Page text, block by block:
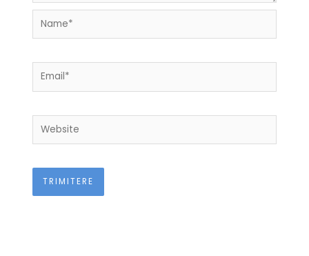
Name*
Email*
Website